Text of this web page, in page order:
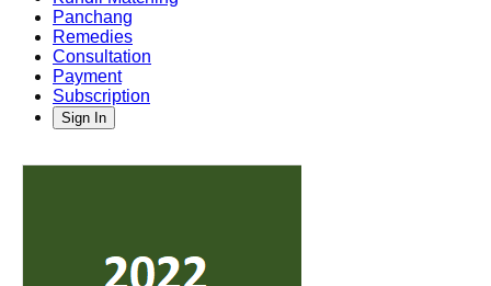
Panchang
Remedies
Consultation
Payment
Subscription
Sign In